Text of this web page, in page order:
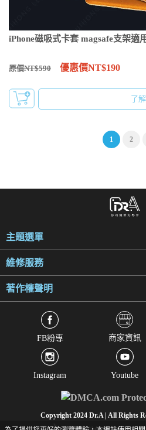
iPhone磁吸式卡套 magsafe支架適
原價NT$590 優惠價NT$190
了
1 2
主題選單
維修服務
著作權聲明
FB粉專 商家資訊
Instagram Youtube
Copyright 2024 Dr.A | All Rights